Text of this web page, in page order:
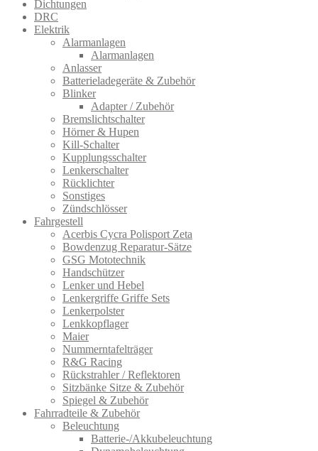
Dichtungen
DRC
Elektrik
Alarmanlagen
Alarmanlagen
Anlasser
Batterieladegeräte & Zubehör
Blinker
Adapter / Zubehör
Bremslichtschalter
Hörner & Hupen
Kill-Schalter
Kupplungsschalter
Lenkerschalter
Rücklichter
Sonstiges
Zündschlösser
Fahrgestell
Acerbis Cycra Polisport Zeta
Bowdenzug Reparatur-Sätze
GSG Mototechnik
Handschützer
Lenker und Hebel
Lenkergriffe Griffe Sets
Lenkerpolster
Lenkkopflager
Maier
Nummerntafelträger
R&G Racing
Rückstrahler / Reflektoren
Sitzbänke Sitze & Zubehör
Spiegel & Zubehör
Fahrradteile & Zubehör
Beleuchtung
Batterie-/Akkubeleuchtung